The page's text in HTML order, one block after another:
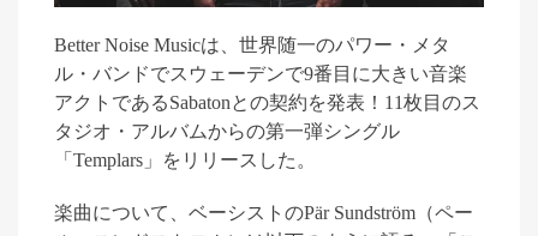
Better Noise Musicは、世界随一のパワー・メタ
ル・バンドでスウェーデンで9番目に大きい音楽
アクトであるSabatonとの契約を発表！ 11枚目のス
タジオ・アルバムからの第一弾シングル
「 Templars 」 をリリースした。
楽曲について、ベーシストのPär Sundström （ペー